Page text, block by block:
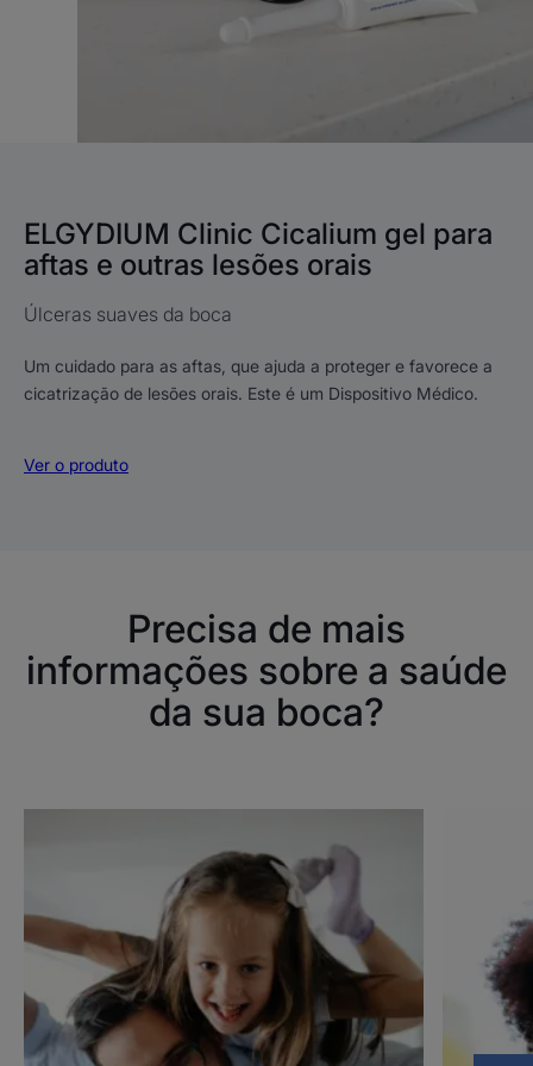
ELGYDIUM Clinic Cicalium gel para
aftas e outras lesões orais
Úlceras suaves da boca
Um cuidado para as aftas, que ajuda a proteger e favorece a
cicatrização de lesões orais. Este é um Dispositivo Médico.
Ver o produto
Precisa de mais
informações sobre a saúde
da sua boca?